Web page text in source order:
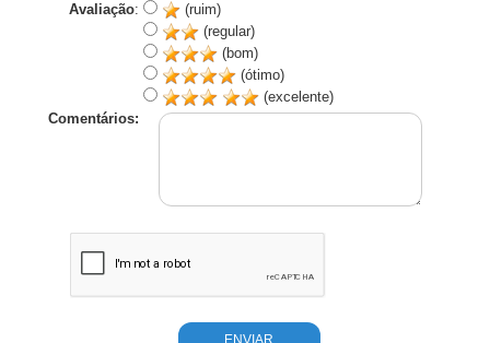
Avaliação:
(ruim)
(regular)
(bom)
(ótimo)
(excelente)
Comentários: